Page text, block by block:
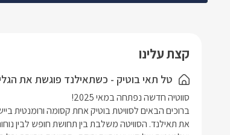
קצת עלינו
טל תאי בוטיק - כשתאילנד פוגשת את